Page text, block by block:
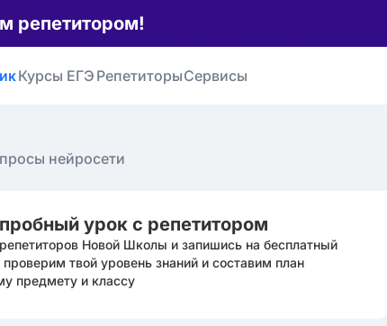
репетитором!
Курсы ЕГЭ РепетиторыСервисы
нейросети
урок с репетитором
Новой Школы и запишись на бесплатный
твой уровень знаний и составим план
предмету и классу